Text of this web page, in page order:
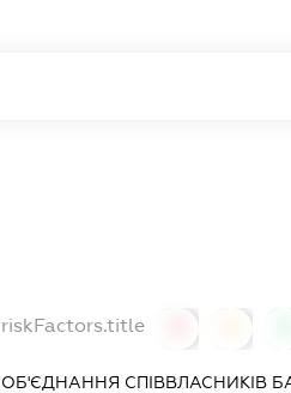
riskFactors.title
ОБ'ЄДНАННЯ СПІВВЛАСНИКІВ